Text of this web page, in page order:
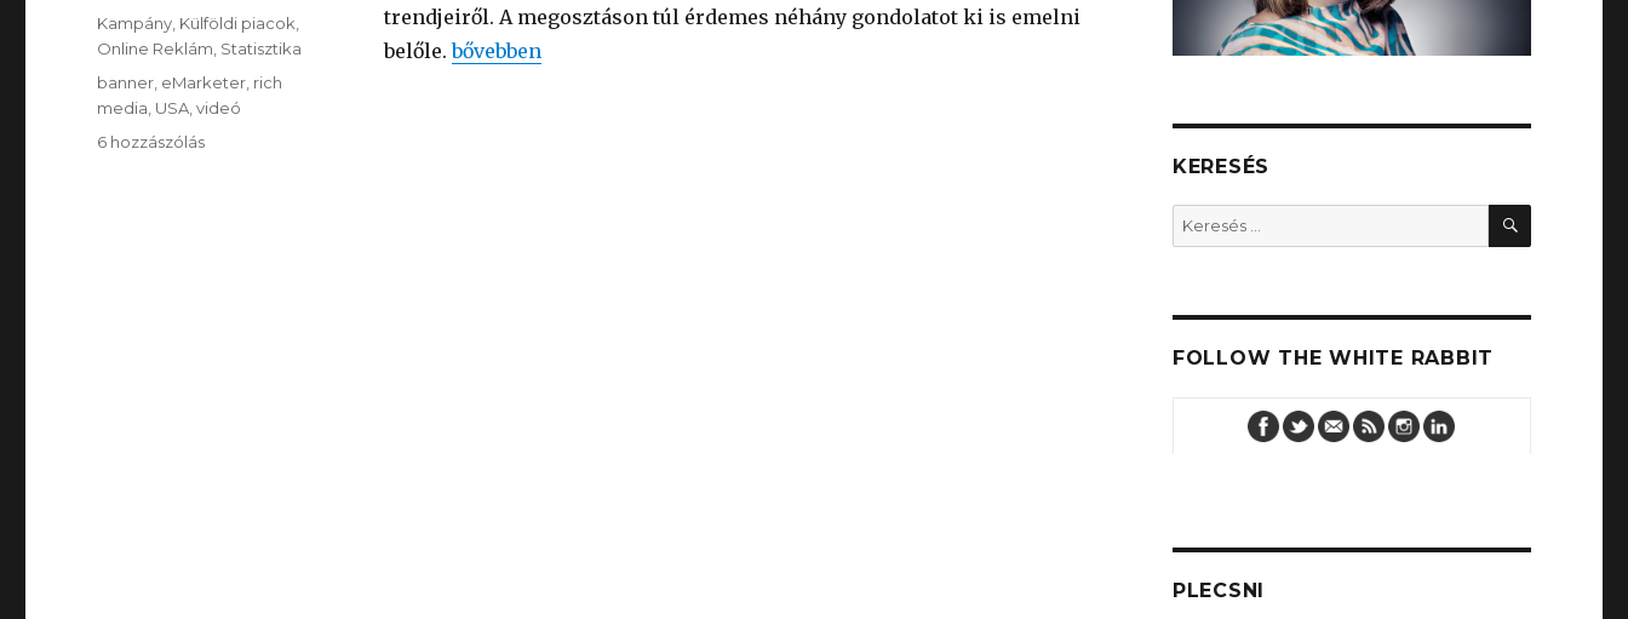
trendjeiről. A megosztáson túl érdemes néhány gondolatot ki is emelni
belőle.“A display piac trendjei”
bővebben
Kategória
Kampány Külföldi piacok
Online Reklám Statisztika
Címke
banner eMarketer rich
media USA ,videó
6 hozzászólás
KERESÉS
Keresés
a
KERESÉS
FOLLOW THE WHITE RABBIT
PLECSNI